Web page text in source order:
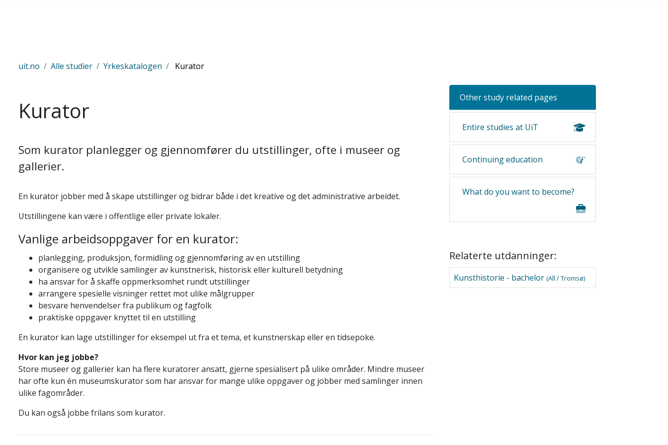
uit.no Alle studier Yrkeskatalogen Kurator
Kurator
Som kurator planlegger og gjennomfører du utstillinger, ofte i museer og
gallerier.
En kurator jobber med å skape utstillinger og bidrar både i det kreative og det administrative arbeidet.
Utstillingene kan være i offentlige eller private lokaler.
Vanlige arbeidsoppgaver for en kurator:
planlegging, produksjon, formidling og gjennomføring av en utstilling
organisere og utvikle samlinger av kunstnerisk, historisk eller kulturell betydning
ha ansvar for å skaffe oppmerksomhet rundt utstillinger
arrangere spesielle visninger rettet mot ulike målgrupper
besvare henvendelser fra publikum og fagfolk
praktiske oppgaver knyttet til en utstilling
En kurator kan lage utstillinger for eksempel ut fra et tema, et kunstnerskap eller en tidsepoke.
Hvor kan jeg jobbe?
Store museer og gallerier kan ha flere kuratorer ansatt, gjerne spesialisert på ulike områder. Mindre museer
har ofte kun én museumskurator som har ansvar for mange ulike oppgaver og jobber med samlinger innen
ulike fagområder.
Du kan også jobbe frilans som kurator.
Other study related pages
Entire studies at UiT
Continuing education
What do you want to become?
Relaterte utdanninger:
Kunsthistorie - bachelor (All / Tromsø)